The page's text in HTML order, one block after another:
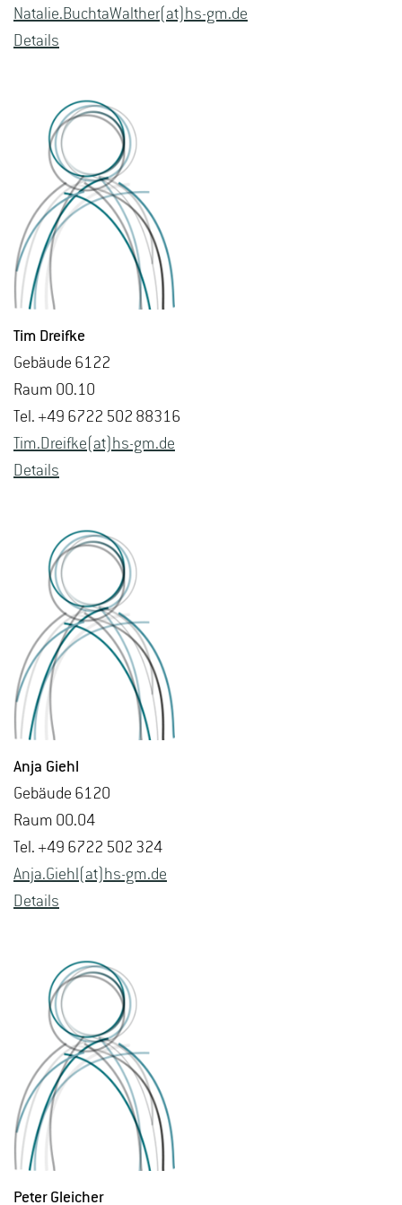
Na­ta­lie.Buchta­Walt­her(at)hs-​gm.​de
De­tails
Tim Dreif­ke
Ge­bäu­de 6122
Raum 00.10
Tel. +49 6722 502 88316
Tim.​Dreifke(at)hs-​gm.​de
De­tails
Anja Giehl
Ge­bäu­de 6120
Raum 00.04
Tel. +49 6722 502 324
Anja.​Giehl(at)hs-​gm.​de
De­tails
Peter Glei­cher